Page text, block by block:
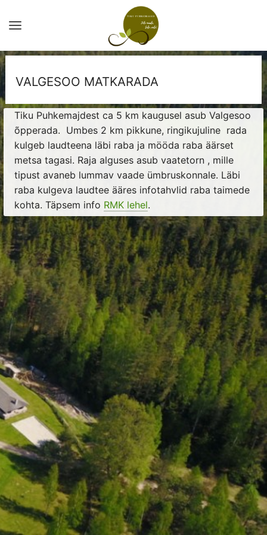
VALGESOO MATKARADA
Tiku Puhkemajdest ca 5 km kaugusel asub Valgesoo
õpperada. Umbes 2 km pikkune, ringikujuline rada
kulgeb laudteena läbi raba ja mööda raba äärset
metsa tagasi. Raja alguses asub vaatetorn , mille
tipust avaneb lummav vaade ümbruskonnale. Läbi
raba kulgeva laudtee ääres infotahvlid raba taimede
kohta. Täpsem info RMK lehel.